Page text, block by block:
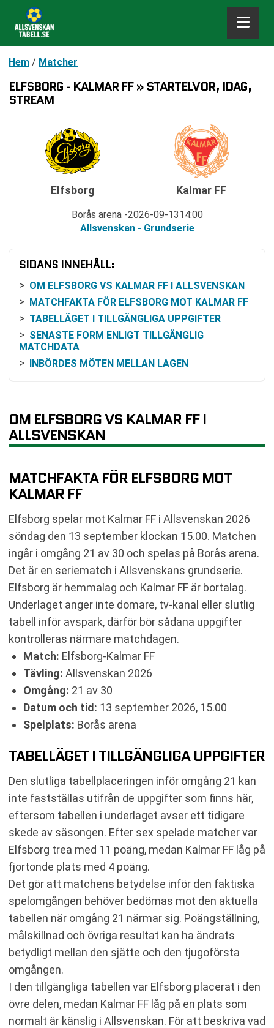
Hem / Matcher
ELFSBORG - KALMAR FF » STARTELVOR, IDAG,
STREAM
Elfsborg
Borås arena 2026-09-1314:00
Allsvenskan - Grundserie
Kalmar FF
SIDANS INNEHÅLL:
OM ELFSBORG VS KALMAR FF I ALLSVENSKAN
MATCHFAKTA FÖR ELFSBORG MOT KALMAR FF
TABELLÄGET I TILLGÄNGLIGA UPPGIFTER
SENASTE FORM ENLIGT TILLGÄNGLIG
MATCHDATA
INBÖRDES MÖTEN MELLAN LAGEN
BEGREPP SOM ÄR RELEVANTA FÖR MATCHEN
VANLIGA FRÅGOR OM ELFSBORG VS KALMAR FF
TABELL
OM ELFSBORG VS KALMAR FF I
ALLSVENSKAN
MATCHFAKTA FÖR ELFSBORG MOT
KALMAR FF
Elfsborg spelar mot Kalmar FF i Allsvenskan 2026
söndag den 13 september klockan 15.00. Matchen
ingår i omgång 21 av 30 och spelas på Borås arena.
Det är en seriematch i Allsvenskans grundserie.
Elfsborg är hemmalag och Kalmar FF är bortalag.
Underlaget anger inte domare, tv-kanal eller slutlig
tabell inför avspark, därför bör sådana uppgifter
kontrolleras närmare matchdagen.
Match: Elfsborg-Kalmar FF
Tävling: Allsvenskan 2026
Omgång: 21 av 30
Datum och tid: 13 september 2026, 15.00
Spelplats: Borås arena
TABELLÄGET I TILLGÄNGLIGA UPPGIFTER
Den slutliga tabellplaceringen inför omgång 21 kan
inte fastställas utifrån de uppgifter som finns här,
eftersom tabellen i underlaget avser ett tidigare
skede av säsongen. Efter sex spelade matcher var
Elfsborg trea med 11 poäng, medan Kalmar FF låg på
fjortonde plats med 4 poäng.
Det gör att matchens betydelse inför den faktiska
spelomgången behöver bedömas mot den aktuella
tabellen när omgång 21 närmar sig. Poängställning,
målskillnad och övriga resultat kan ha ändrats
betydligt mellan den sjätte och den tjugoförsta
omgången.
I den tillgängliga tabellen var Elfsborg placerat i den
övre delen, medan Kalmar FF låg på en plats som
normalt är känslig i Allsvenskan. För att beskriva vad